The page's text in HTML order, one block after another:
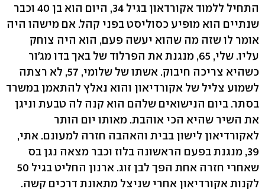
התחיל ללמוד אקורדאון בגיל 34, היום הוא בן 40 וכבר
שנתיים הוא מופיע כסוליסט בפני קהל. אם מישהו היה
אומר לו שזה מה שהוא יעשה פעם, הוא היה צוחק
עליו. שלי, 65, מנגנת את הפרלוד של באך בדו מג'ור
כשהיא צריכה חיבוק. אשתו של שלומי, 57, לא רצתה
לשמוע צליל של אקורדיאון והוא נאלץ להתאמן במשרד
בסתר. ביום הנישואים שלהם הוא קנה לה טבעת וניגן
את השיר שהיא הכי אוהבת. מאותו יום הותר
לאקורדיאון לישון בבית והאהבה חזרה למעונם. אתי,
39, מנגנת בפעם הראשונה בלוז וכבר מצאה נגן בס
שאחרי חזרה אחת הפך לבן זוג. ארנון החליט בגיל 50
לקנות אקורדיאון אחרי שניצל מתאונת דרכים קשה.